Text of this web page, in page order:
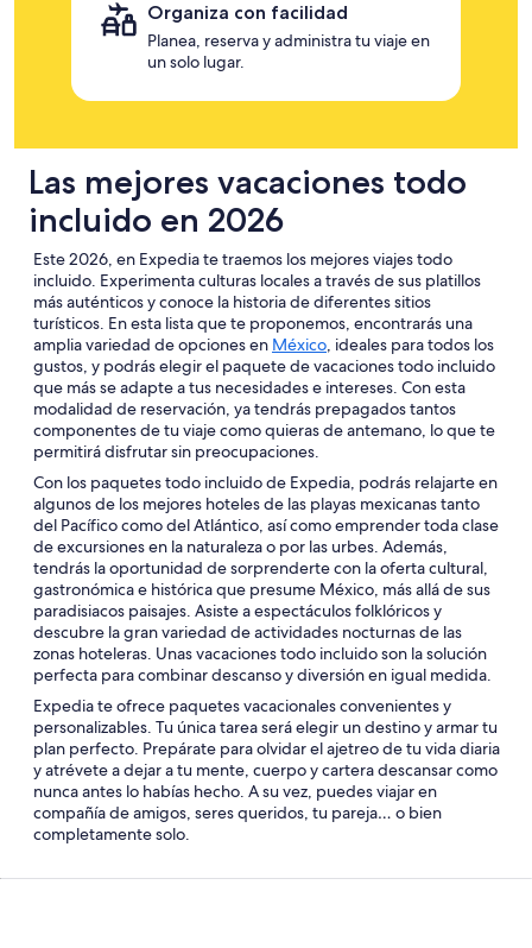
Organiza con facilidad
Planea, reserva y administra tu viaje en
un solo lugar.
Las mejores vacaciones todo
incluido en 2026
Este 2026, en Expedia te traemos los mejoresviajes todo
incluido. Experimenta culturas locales a través de sus platillos
más auténticos y conoce la historia de diferentes sitios
turísticos. En esta lista que te proponemos, encontrarás una
amplia variedad de opciones en México, ideales para todos los
gustos, y podrás elegir el paquete de vacaciones todo incluido
que más se adapte a tus necesidades e intereses. Con esta
modalidad de reservación, ya tendrás prepagados tantos
componentes de tu viaje como quieras de antemano, lo que te
permitirá disfrutar sin preocupaciones.
Con los paquetes todo incluidode Expedia, podrás relajarte en
algunos de los mejores hoteles de las playas mexicanas tanto
del Pacífico como del Atlántico, así como emprender toda clase
de excursiones en la naturaleza o por las urbes. Además,
tendrás la oportunidad de sorprenderte con la oferta cultural,
gastronómica e histórica que presume México, más allá de sus
paradisiacos paisajes. Asiste a espectáculos folklóricos y
descubre la gran variedad de actividades nocturnas de las
zonas hoteleras. Unas vacaciones todo incluido son la solución
perfecta para combinar descanso y diversión en igual medida.
Expedia te ofrece paquetes vacacionalesconvenientes y
personalizables. Tu única tarea será elegir un destino y armar tu
plan perfecto. Prepárate para olvidar el ajetreo de tu vida diaria
y atrévete a dejar a tu mente, cuerpo y cartera descansar como
nunca antes lo habías hecho. A su vez, puedes viajar en
compañía de amigos, seres queridos, tu pareja… o bien
completamente solo.